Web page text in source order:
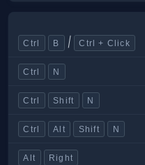
Ctrl B | Ctrl + Click
Ctrl N
Ctrl Shift N
Ctrl Alt Shift N
Alt Right